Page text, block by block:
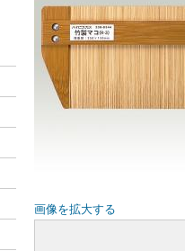
画像を拡大する